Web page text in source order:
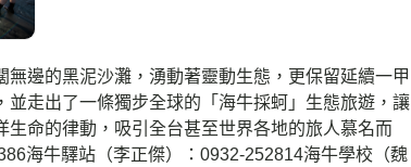
邊的黑泥沙灘，湧動著靈動生態，更保留延續一甲
走出了一條獨步全球的「海牛採蚵」生態旅遊，讓
命的律動，吸引全台甚至世界各地的旅人慕名而
海牛驛站（李正傑）：0932-252814海牛學校（魏